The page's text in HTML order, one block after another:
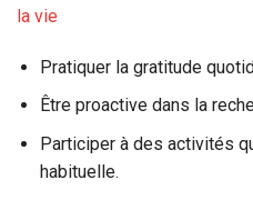
la vie
Pratiquer la gratitude
Être proactive dans la
Participer à des activités
habituelle.